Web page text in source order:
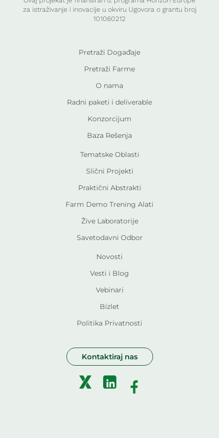
za istraživanje i inovacije u okviru Ugovora o grantu broj
101060212
Pretraži Događaje
Pretraži Farme
O nama
Radni paketi i deliverable
Konzorcijum
Baza Rešenja
Tematske Oblasti
Slični Projekti
Praktični Abstrakti
Farm Demo Trening Alati
Žive Laboratorije
Savetodavni Odbor
Novosti
Vesti i Blog
Vebinari
Bizlet
Politika Privatnosti
Kontaktiraj nas